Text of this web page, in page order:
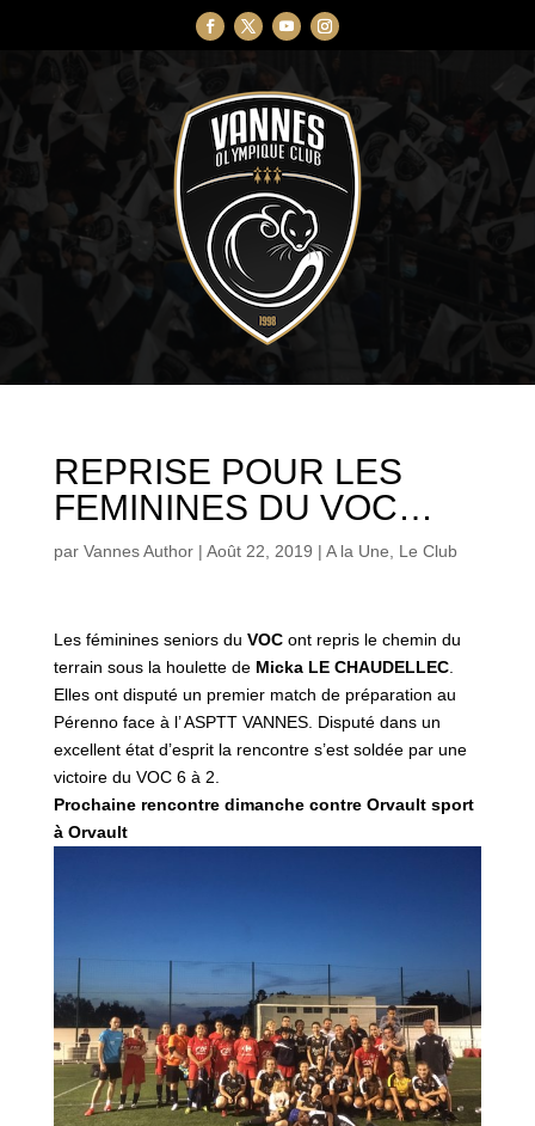
REPRISE POUR LES
FEMININES DU VOC…
par Vannes Author| Août 22, 2019 | A la Une, Le Club
Les féminines seniors du VOCont repris le chemin du
terrain sous la houlette de Micka LE CHAUDELLEC.
Elles ont disputé un premier match de préparation au
Pérenno face à l’ ASPTT VANNES. Disputé dans un
excellent état d’esprit la rencontre s’est soldée par une
victoire du VOC 6 à 2.
Prochaine rencontre dimanche contre Orvault sport
à Orvault